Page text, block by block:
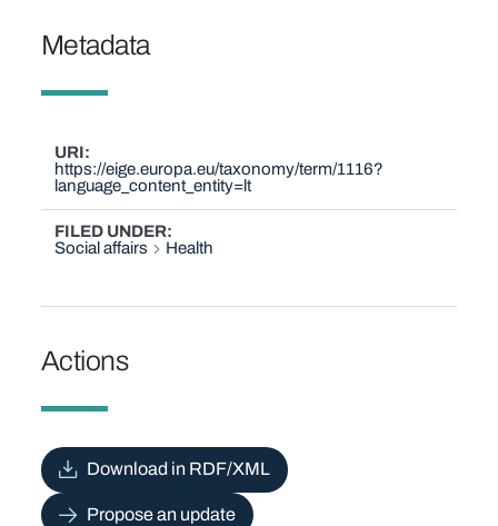
Metadata
URI
https://eige.europa.eu/taxonomy/term/1116?
language_content_entity=lt
FILED UNDER
Social affairs
Health
Actions
Download in RDF/XML
Propose an update